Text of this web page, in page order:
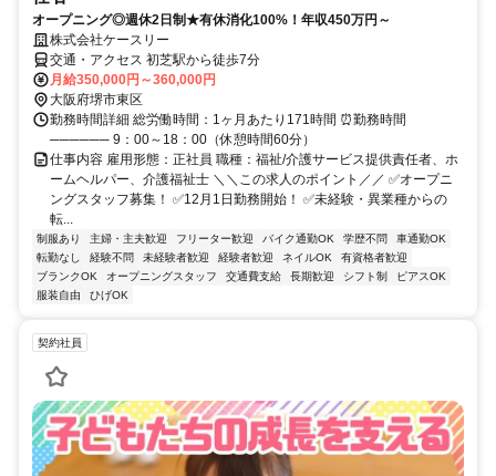
オープニング◎週休2日制★有休消化100%！年収450万円～
株式会社ケースリー
交通・アクセス 初芝駅から徒歩7分
月給350,000円～360,000円
大阪府堺市東区
勤務時間詳細 総労働時間：1ヶ月あたり171時間 ⏰勤務時間
────── 9：00～18：00（休憩時間60分）
仕事内容 雇用形態：正社員 職種：福祉/介護サービス提供責任者、ホ
ームヘルパー、介護福祉士 ＼＼この求人のポイント／／ ✅オープニ
ングスタッフ募集！ ✅12月1日勤務開始！ ✅未経験・異業種からの
転...
制服あり 主婦・主夫歓迎 フリーター歓迎 バイク通勤OK 学歴不問
車通勤OK
転勤なし
経験不問 未経験者歓迎 経験者歓迎 ネイルOK
有資格者歓迎
ブランクOK
オープニングスタッフ 交通費支給 長期歓迎 シフト制
ピアスOK
服装自由
ひげOK
契約社員